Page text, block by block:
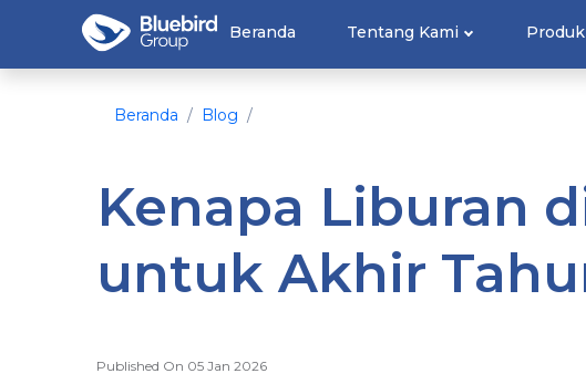
Beranda Tentang Kami Produk
Beranda Blog
Kenapa Liburan
untuk Akhir
Published On 05 Jan 2026